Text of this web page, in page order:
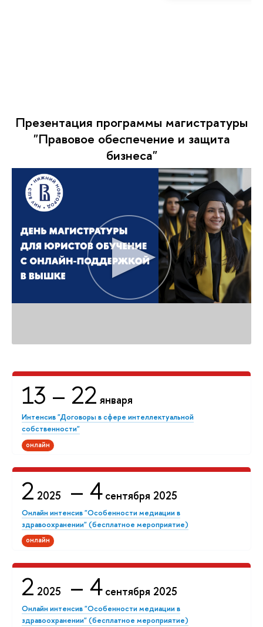
Презентация программы магистратуры
"Правовое обеспечение и защита
бизнеса"
13 – 22 января
Интенсив "Договоры в сфере интеллектуальной
собственности"
онлайн
2 2025 – 4 сентября 2025
Онлайн интенсив "Особенности медиации в
здравоохранении" (бесплатное мероприятие)
онлайн
2 2025 – 4 сентября 2025
Онлайн интенсив "Особенности медиации в
здравоохранении" (бесплатное мероприятие)